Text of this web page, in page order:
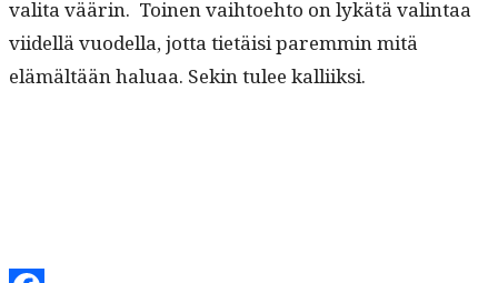
vali­ta väärin. Toinen vai­h­toe­hto on lykätä val­in­taa
viidel­lä vuodel­la, jot­ta tietäisi parem­min mitä
elämältään halu­aa. Sekin tulee kalliiksi.